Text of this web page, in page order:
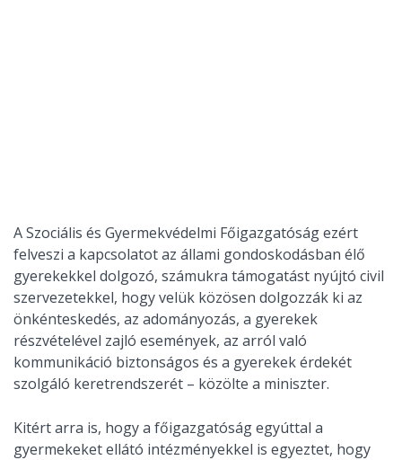
A Szociális és Gyermekvédelmi Főigazgatóság ezért
felveszi a kapcsolatot az állami gondoskodásban élő
gyerekekkel dolgozó, számukra támogatást nyújtó civil
szervezetekkel, hogy velük közösen dolgozzák ki az
önkénteskedés, az adományozás, a gyerekek
részvételével zajló események, az arról való
kommunikáció biztonságos és a gyerekek érdekét
szolgáló keretrendszerét – közölte a miniszter.
Kitért arra is, hogy a főigazgatóság egyúttal a
gyermekeket ellátó intézményekkel is egyeztet, hogy